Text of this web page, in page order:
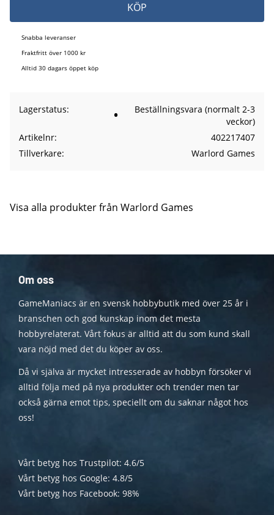
KÖP
Snabba leveranser
Fraktfritt över 1000 kr
Alltid 30 dagars öppet köp
Lagerstatus
Beställningsvara (normalt 2-3
veckor)
Artikelnr
402217407
Tillverkare
Warlord Games
Visa alla produkter från Warlord Games
Om oss
GameManiacs är en svensk hobbybutik med över 25 år i
branschen och god kunskap inom det mesta
hobbyrelaterat. Vårt fokus är alltid att du som kund skall
vara nöjd med det du köper av oss.
Då vi själva är mycket intresserade av hobbyn försöker vi
alltid följa med på nya produkter och trender men tar
också gärna emot tips, speciellt om du saknar något hos
oss!
Vårt betyg hos Trustpilot: 4.6/5
Vårt betyg hos Google: 4.8/5
Vårt betyg hos Facebook: 98%